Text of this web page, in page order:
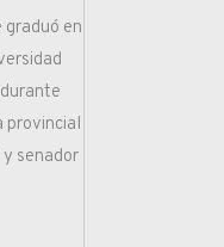
graduó en
provincial
senador